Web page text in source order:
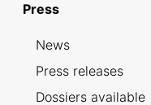
Press
News
Press releases
Dossiers available